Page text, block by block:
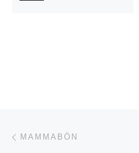
Inläggsnavigering
MAMMABÖN